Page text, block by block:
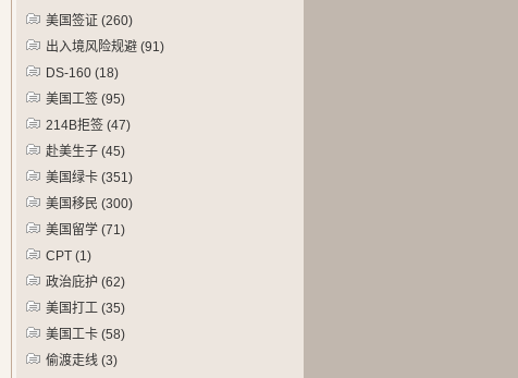
美国签证 (260)
出入境风险规避 (91)
DS-160 (18)
美国工签 (95)
214B拒签 (47)
赴美生子 (45)
美国绿卡 (351)
美国移民 (300)
美国留学 (71)
CPT (1)
政治庇护 (62)
美国打工 (35)
美国工卡 (58)
偷渡走线 (3)